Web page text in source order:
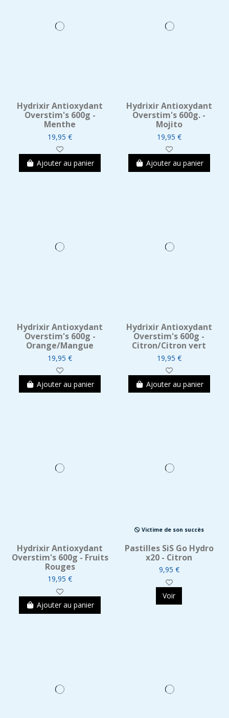
Hydrixir Antioxydant
Overstim's 600g -
Menthe
19,95 €
Ajouter au panier
Hydrixir Antioxydant
Overstim's 600g. -
Mojito
19,95 €
Ajouter au panier
Hydrixir Antioxydant
Overstim's 600g -
Orange/Mangue
19,95 €
Ajouter au panier
Hydrixir Antioxydant
Overstim's 600g -
Citron/Citron vert
19,95 €
Ajouter au panier
Hydrixir Antioxydant
Overstim's 600g - Fruits
Rouges
19,95 €
Ajouter au panier
Victime de son succès
Pastilles SiS Go Hydro
x20 - Citron
9,95 €
Voir